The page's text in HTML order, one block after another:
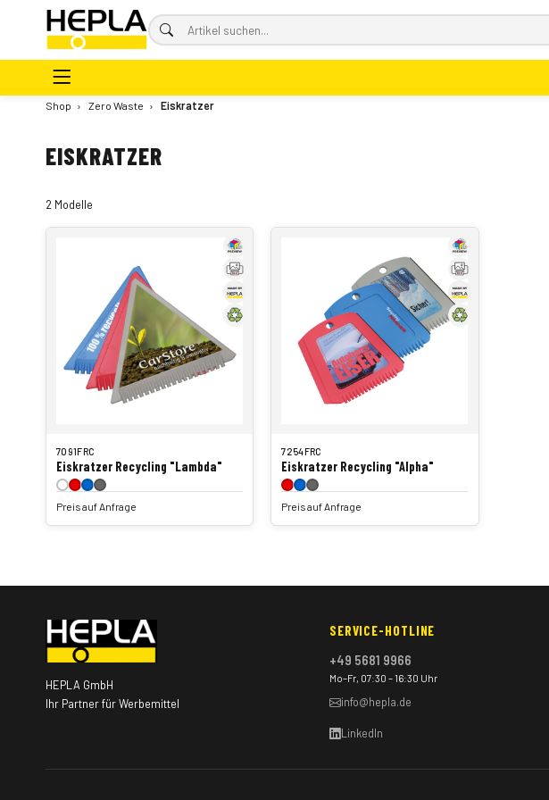
Shop › Zero Waste › Eiskratzer
EISKRATZER
2 Modelle
7091FRC
Eiskratzer Recycling "Lambda"
Preis auf Anfrage
7254FRC
Eiskratzer Recycling "Alpha"
Preis auf Anfrage
HEPLA GmbH
Ihr Partner für Werbemittel
SERVICE-HOTLINE
+49 5681 9966
Mo–Fr, 07:30 – 16:30 Uhr
info@hepla.de
LinkedIn